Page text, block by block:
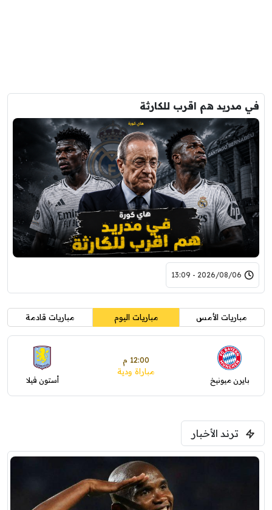
في مدريد هم اقرب للكارثة
2026/08/06 - 13:09
مباريات الأمس مباريات اليوم مباريات قادمة
بايرن ميونيخ
12:00 م
مباراة ودية
أستون فيلا
ترند الأخبار